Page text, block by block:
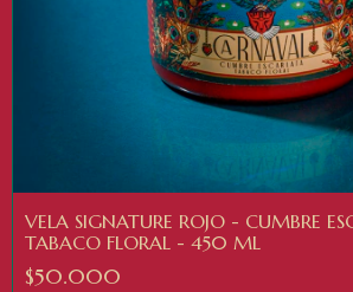
VELA SIGNATURE ROJO - CUMBRE
TABACO FLORAL - 450 ML
$50.000